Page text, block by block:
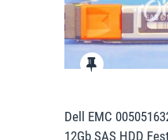
Dell EMC
12Gb SAS HDD